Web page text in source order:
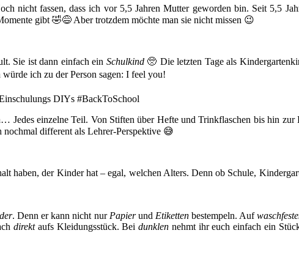
nicht fassen, dass ich vor 5,5 Jahren Mutter geworden bin. Seit 5,5
gibt 🤣😅 Aber trotzdem möchte man sie nicht missen 😉
Sie ist dann einfach ein Schulkind🥺 Die letzten Tage als
ich zu der Person sagen: I feel you!
Jedes einzelne Teil. Von Stiften über Hefte und Trinkflaschen bis hin
different als Lehrer-Perspektive 😅
haben, der Kinder hat – egal, welchen Alters. Denn ob Schule,
. Denn er kann nicht nur Papierund Etikettenbestempeln. Auf
direktaufs Kleidungsstück. Beidunklen nehmt ihr euch einfach ein